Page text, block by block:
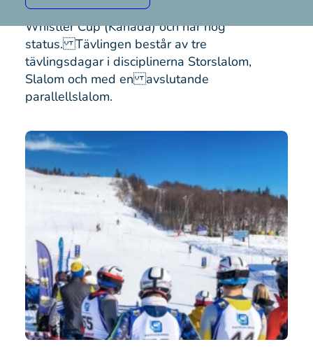
(båda i Italien), Borrufa (Andorra) och
Whistler Cup (Kanada) och har hög
status. Tävlingen består av tre
tävlingsdagar i disciplinerna Storslalom,
Slalom och med en avslutande
parallellslalom.